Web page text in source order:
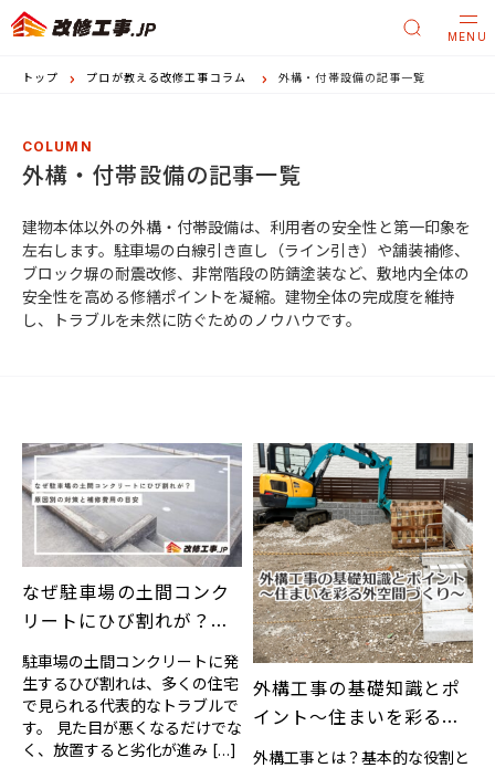
MENU
トップ プロが教える改修工事コラム 外構・付帯設備の記事一覧
COLUMN
外構・付帯設備の記事一覧
建物本体以外の外構・付帯設備は、利用者の安全性と第一印象を
左右します。駐車場の白線引き直し（ライン引き）や舗装補修、
ブロック塀の耐震改修、非常階段の防錆塗装など、敷地内全体の
安全性を高める修繕ポイントを凝縮。建物全体の完成度を維持
し、トラブルを未然に防ぐためのノウハウです。
なぜ駐車場の土間コンク
リートにひび割れが？原
因別の対策と補修費用の
目安
駐車場の土間コンクリートに発
生するひび割れは、多くの住宅
で見られる代表的なトラブルで
す。 見た目が悪くなるだけでな
く、放置すると劣化が進み […]
外構工事の基礎知識とポ
イント～住まいを彩る外
空間づくり～
外構工事とは？基本的な役割と